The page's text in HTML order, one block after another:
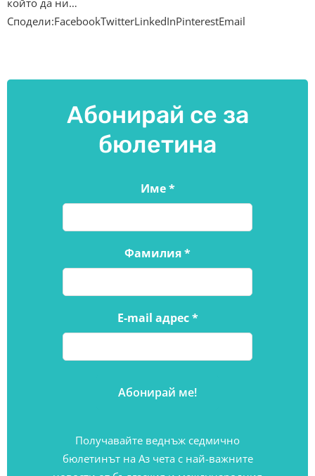
който да ни…
Сподели:FacebookTwitterLinkedInPinterestEmail
Абонирай се за
бюлетина
Име*
Фамилия*
E-mail адрес*
Получавайте веднъж седмично
бюлетинът на Аз чета с най-важните